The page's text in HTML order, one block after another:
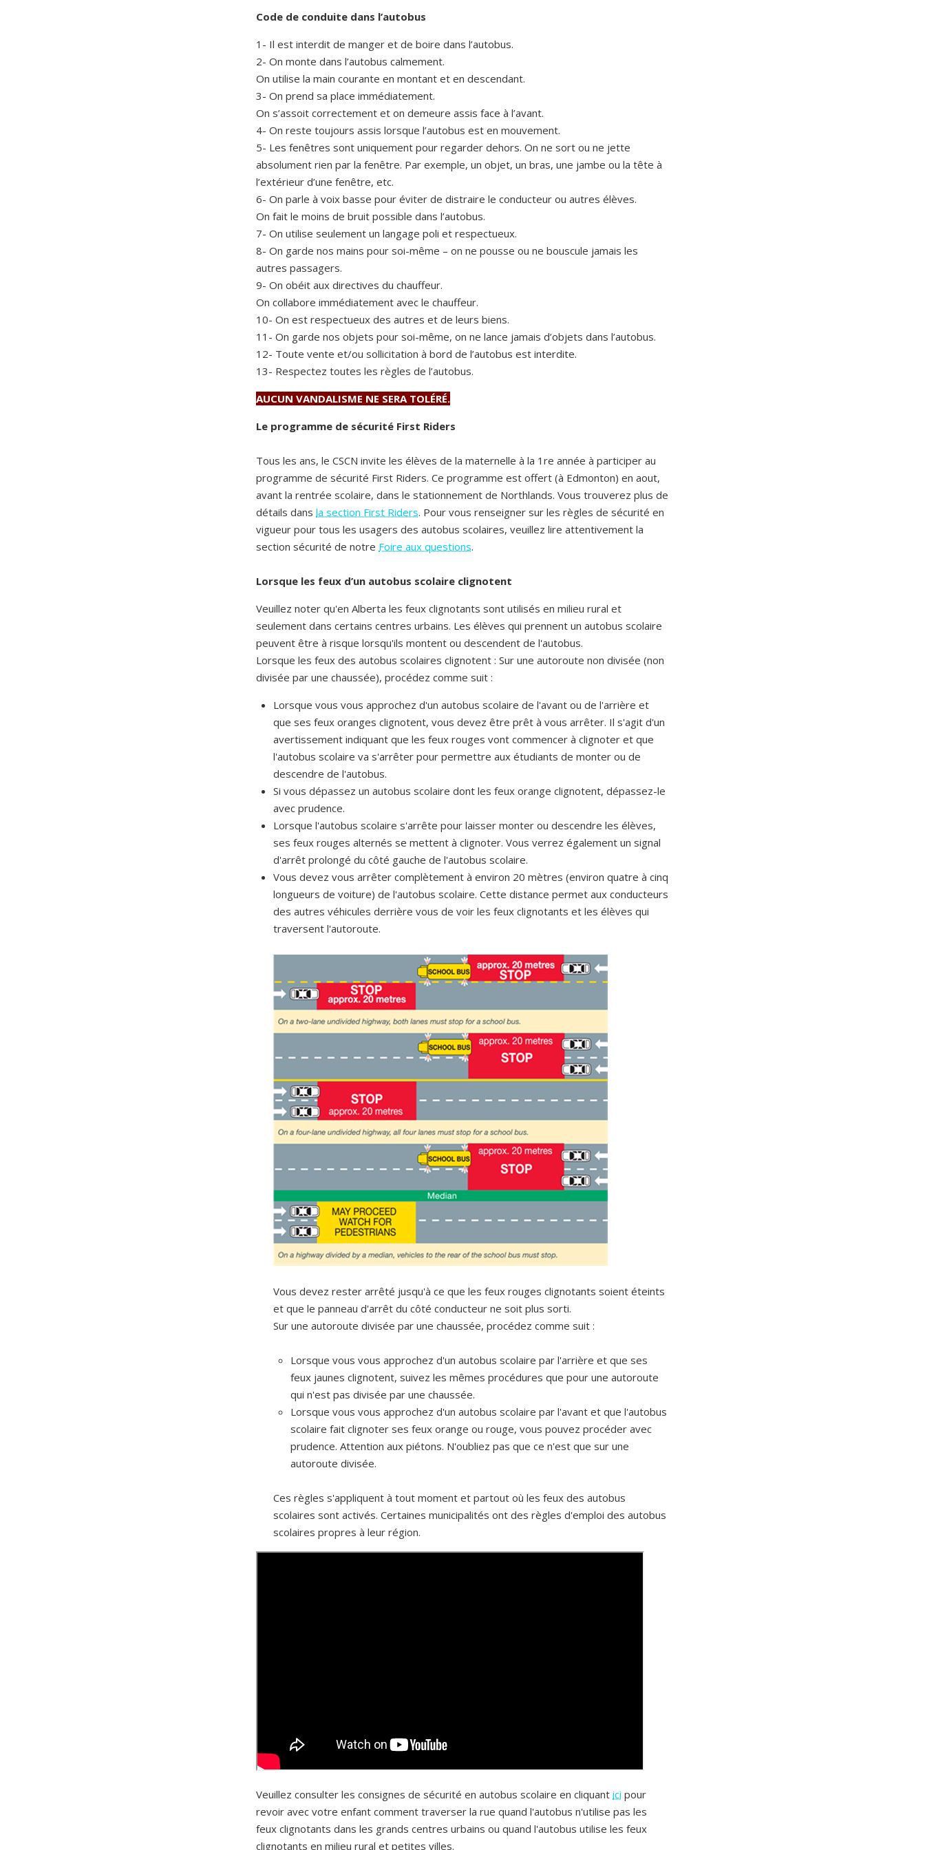
Code de conduite dans l’autobus
1- Il est interdit de manger et de boire dans l’autobus.
2- On monte dans l’autobus calmement.
On utilise la main courante en montant et en descendant.
3- On prend sa place immédiatement.
On s’assoit correctement et on demeure assis face à l’avant.
4- On reste toujours assis lorsque l’autobus est en mouvement.
5- Les fenêtres sont uniquement pour regarder dehors. On ne sort ou ne jette
absolument rien par la fenêtre. Par exemple, un objet, un bras, une jambe ou la tête à
l’extérieur d’une fenêtre, etc.
6- On parle à voix basse pour éviter de distraire le conducteur ou autres élèves.
On fait le moins de bruit possible dans l’autobus.
7- On utilise seulement un langage poli et respectueux.
8- On garde nos mains pour soi-même – on ne pousse ou ne bouscule jamais les
autres passagers.
9- On obéit aux directives du chauffeur.
On collabore immédiatement avec le chauffeur.
10- On est respectueux des autres et de leurs biens.
11- On garde nos objets pour soi-même, on ne lance jamais d’objets dans l’autobus.
12- Toute vente et/ou sollicitation à bord de l’autobus est interdite.
13- Respectez toutes les règles de l’autobus.
AUCUN VANDALISME NE SERA TOLÉRÉ.
Le programme de sécurité First Riders
Tous les ans, le CSCN invite les élèves de la maternelle à la 1re année à participer au
programme de sécurité First Riders. Ce programme est offert (à Edmonton) en aout,
avant la rentrée scolaire, dans le stationnement de Northlands. Vous trouverez plus de
détails dans la section First Riders. Pour vous renseigner sur les règles de sécurité en
vigueur pour tous les usagers des autobus scolaires, veuillez lire attentivement la
section sécurité de notre Foire aux questions.
Lorsque les feux d’un autobus scolaire clignotent
Veuillez noter qu'en Alberta les feux clignotants sont utilisés en milieu rural et
seulement dans certains centres urbains. Les élèves qui prennent un autobus scolaire
peuvent être à risque lorsqu'ils montent ou descendent de l'autobus.
Lorsque les feux des autobus scolaires clignotent : Sur une autoroute non divisée (non
divisée par une chaussée), procédez comme suit :
Lorsque vous vous approchez d'un autobus scolaire de l'avant ou de l'arrière et
que ses feux oranges clignotent, vous devez être prêt à vous arrêter. Il s'agit d'un
avertissement indiquant que les feux rouges vont commencer à clignoter et que
l'autobus scolaire va s'arrêter pour permettre aux étudiants de monter ou de
descendre de l'autobus.
Si vous dépassez un autobus scolaire dont les feux orange clignotent, dépassez-le
avec prudence.
Lorsque l'autobus scolaire s'arrête pour laisser monter ou descendre les élèves,
ses feux rouges alternés se mettent à clignoter. Vous verrez également un signal
d'arrêt prolongé du côté gauche de l'autobus scolaire.
Vous devez vous arrêter complètement à environ 20 mètres (environ quatre à cinq
longueurs de voiture) de l'autobus scolaire. Cette distance permet aux conducteurs
des autres véhicules derrière vous de voir les feux clignotants et les élèves qui
traversent l'autoroute.
Vous devez rester arrêté jusqu'à ce que les feux rouges clignotants soient éteints
et que le panneau d'arrêt du côté conducteur ne soit plus sorti.
Sur une autoroute divisée par une chaussée, procédez comme suit :
Lorsque vous vous approchez d'un autobus scolaire par l'arrière et que ses
feux jaunes clignotent, suivez les mêmes procédures que pour une autoroute
qui n'est pas divisée par une chaussée.
Lorsque vous vous approchez d'un autobus scolaire par l'avant et que l'autobus
scolaire fait clignoter ses feux orange ou rouge, vous pouvez procéder avec
prudence. Attention aux piétons. N'oubliez pas que ce n'est que sur une
autoroute divisée.
Ces règles s'appliquent à tout moment et partout où les feux des autobus
scolaires sont activés. Certaines municipalités ont des règles d'emploi des autobus
scolaires propres à leur région.
Veuillez consulter les consignes de sécurité en autobus scolaire en cliquant ici pour
revoir avec votre enfant comment traverser la rue quand l'autobus n'utilise pas les
feux clignotants dans les grands centres urbains ou quand l'autobus utilise les feux
clignotants en milieu rural et petites villes.